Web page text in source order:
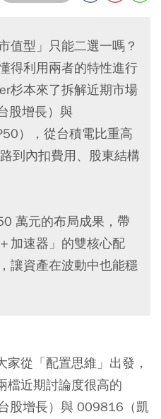
值型」只能二選一嗎？
得利用兩者的特性進行
杉本來了拆解近期市場
股增長）與
），從台積電比重高
到內扣費用、股東結構
萬元的布局成果，帶
加速器」的雙核心配
讓資產在波動中也能穩
從「配置思維」出發，
檔近期討論度很高的
股增長）與 009816 （凱